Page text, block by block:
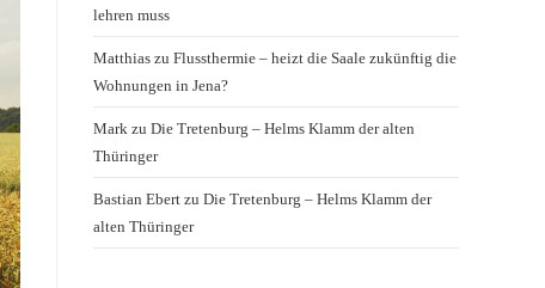
lehren muss
Matthias zu Flussthermie – heizt die Saale zukünftig die
Wohnungen in Jena?
Mark zu Die Tretenburg – Helms Klamm der alten
Thüringer
Bastian Ebert zu Die Tretenburg – Helms Klamm der
alten Thüringer